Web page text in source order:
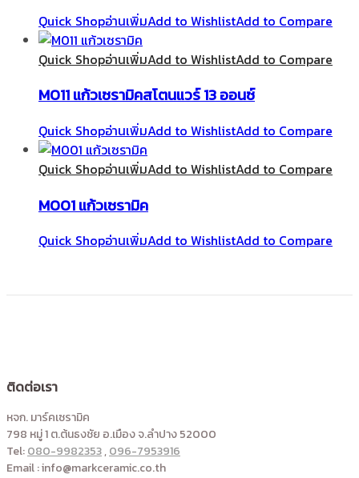
Quick Shopอ่านเพิ่มAdd to WishlistAdd to Compare
Quick Shopอ่านเพิ่มAdd to WishlistAdd to Compare
M011 แก้วเซรามิคสโตนแวร์ 13 ออนซ์
Quick Shopอ่านเพิ่มAdd to WishlistAdd to Compare
Quick Shopอ่านเพิ่มAdd to WishlistAdd to Compare
M001 แก้วเซรามิค
Quick Shopอ่านเพิ่มAdd to WishlistAdd to Compare
ติดต่อเรา
หจก. มาร์คเซรามิค
798 หมู่ 1 ต.ต้นธงชัย อ.เมือง จ.ลำปาง 52000
Tel:080-9982353,096-7953916
Email : info@markceramic.co.th